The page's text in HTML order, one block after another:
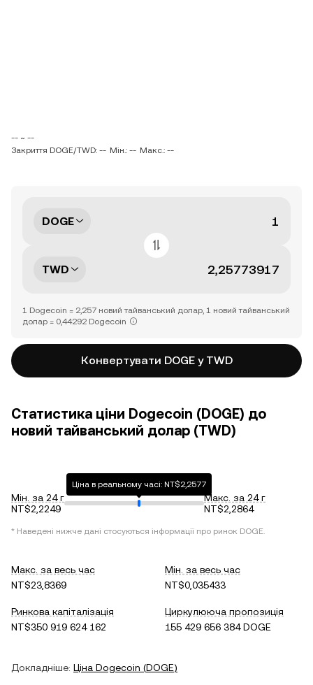
-- ~ --
Закриття DOGE/TWD: -- Мін.: -- Макс.: --
DOGE
TWD
1 Dogecoin = 2,257 новий тайванський долар, 1 новий тайванський
долар = 0,44292 Dogecoin
Конвертувати DOGE у TWD
Статистика ціни Dogecoin (DOGE) до
новий тайванський долар (TWD)
Мін. за 24 г
NT$2,2249
Ціна в реальному часі: NT$2,2577
Макс. за 24 г
NT$2,2864
* Наведені нижче дані стосуються інформації про ринок DOGE.
Макс. за весь час
NT$23,8369
Мін. за весь час
NT$0,035433
Ринкова капіталізація
NT$350 919 624 162
Циркулююча пропозиція
155 429 656 384 DOGE
Докладніше: Ціна Dogecoin (DOGE)